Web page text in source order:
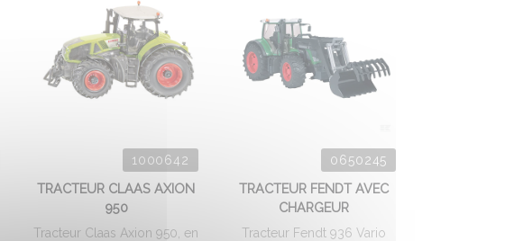
1000642
TRACTEUR CLAAS AXION
950
Tracteur Claas Axion 950, en
0650245
TRACTEUR FENDT AVEC
CHARGEUR
Tracteur Fendt 936 Vario